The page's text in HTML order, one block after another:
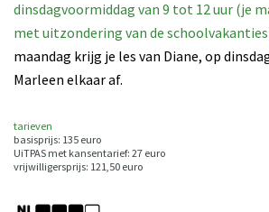
dinsdagvoormiddag van 9 tot 12 uur (je
met uitzondering van de
maandag krijg je les van Diane, op
Marleen elkaar af.
tarieven
basisprijs: 135 euro
UiTPAS met kansentarief: 27 euro
vrijwilligersprijs: 121,50 euro